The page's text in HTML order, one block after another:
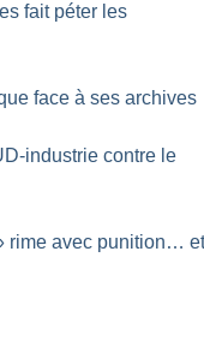
fait péter les
face à ses archives
industrie contre le
rime avec punition…